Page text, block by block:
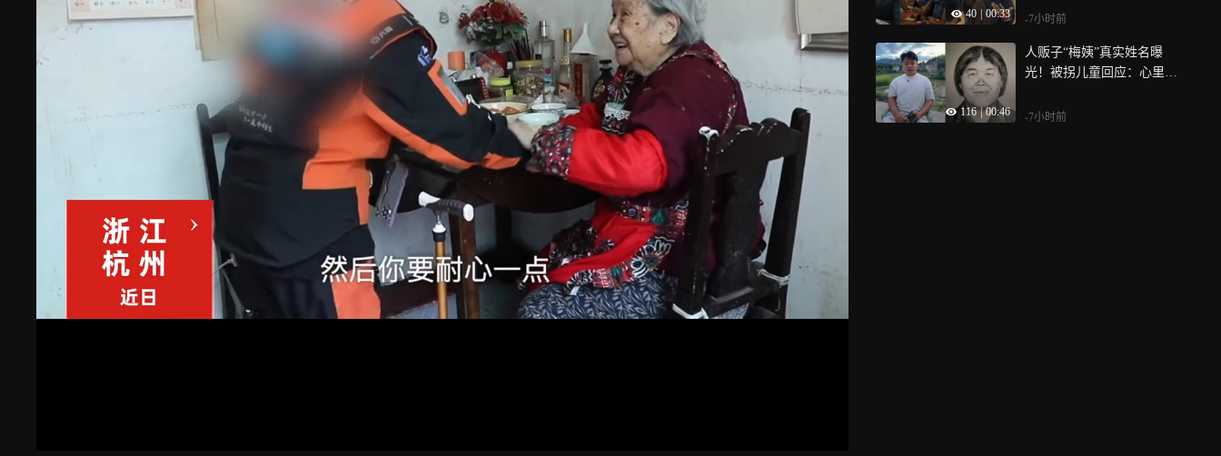
40 00:33 -7小时前
116 | 00:46
人贩子“梅姨”真实姓名曝
光！被拐儿童回应：心里肯
-7小时前